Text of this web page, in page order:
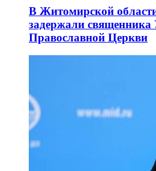
В Житомирской
задержали священника
Православной Церкви